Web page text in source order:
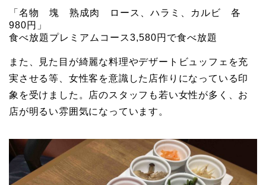
「名物 塊 熟成肉 ロース、ハラミ、カルビ 各
980円」
食べ放題プレミアムコース3,580円で食べ放題
また、見た目が綺麗な料理やデザートビュッフェを充
実させる等、女性客を意識した店作りになっている印
象を受けました。店のスタッフも若い女性が多く、お
店が明るい雰囲気になっています。